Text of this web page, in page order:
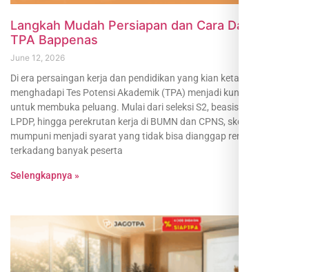
Langkah Mudah Persiapan dan Cara Daftar Tes
TPA Bappenas
June 12, 2026
Di era persaingan kerja dan pendidikan yang kian ketat, persiapan
menghadapi Tes Potensi Akademik (TPA) menjadi kunci utama
untuk membuka peluang. Mulai dari seleksi S2, beasiswa seperti
LPDP, hingga perekrutan kerja di BUMN dan CPNS, skor TPA yang
mumpuni menjadi syarat yang tidak bisa dianggap remeh. Namun,
terkadang banyak peserta
Selengkapnya »